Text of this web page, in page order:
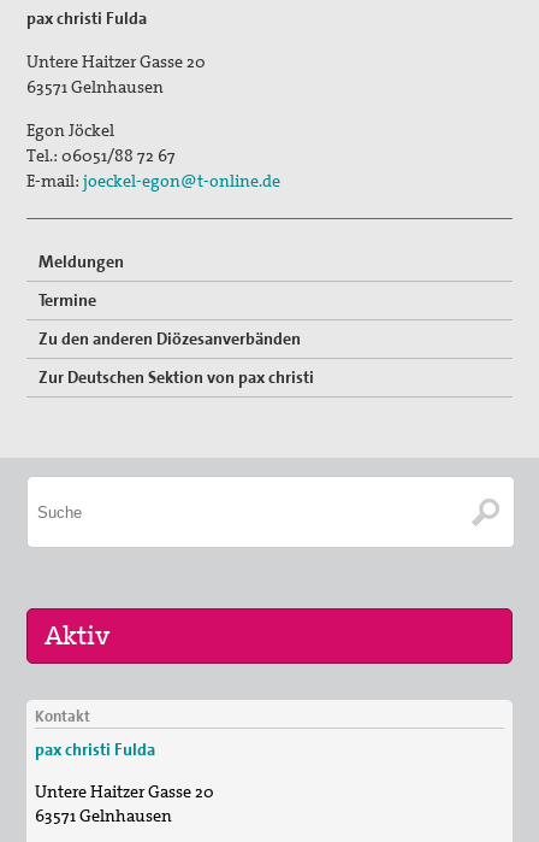
pax christi Fulda
Untere Haitzer Gasse 20
63571Gelnhausen
Egon Jöckel
Tel.:06051/88 72 67
E-mail:joeckel-egon@t-online.de
Meldungen
Termine
Zu den anderen Diözesanverbänden
Zur Deutschen Sektion von pax christi
11. Sep 2026
Friedensradwege 2026 in Schweinfurt
08. Nov 2026
Ökumenische FriedensDekade
Kontakt
pax christi Fulda
Untere Haitzer Gasse 20
63571Gelnhausen